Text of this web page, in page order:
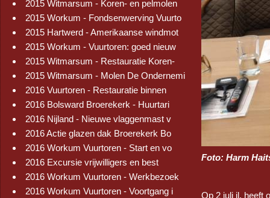
2015 Witmarsum - Koren- en pelmolen
2015 Workum - Fondsenwerving Vuurto
2015 Hartwerd - Amerikaanse windmot
2015 Workum - Vuurtoren: goed nieuw
2015 Witmarsum - Restauratie Koren-
2015 Witmarsum - Molen De Ondernemi
2016 Vuurtoren - Restauratie binnen
2016 Bolsward Broerekerk - Huurtari
2016 Nijland - Nieuwe vlaggenmast v
2016 Actie glazen dak Broerekerk Bo
2016 Workum Vuurtoren - Start en vo
2016 Excursie vrijwilligers en best
2016 Workum Vuurtoren - Werkbezoek
2016 Workum Vuurtoren - Voortgang i
Foto: Harm
Op 2 juli jl. heeft